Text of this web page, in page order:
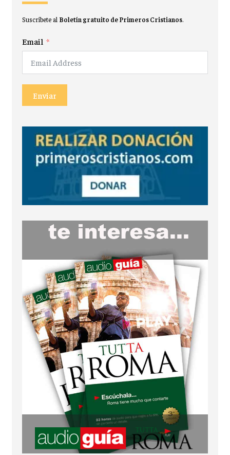
Suscríbete al Boletín gratuito de Primeros Cristianos.
Email
Enviar